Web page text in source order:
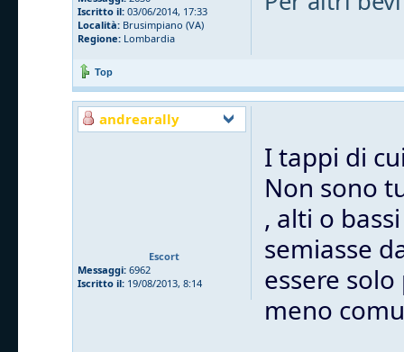
Iscritto il: 03/06/2014, 17:33
Località: Brusimpiano (VA)
Regione: Lombardia
Top
andrearally
Escort
Messaggi: 6962
Iscritto il: 19/08/2013, 8:14
I tappi di
Non sono
, alti o
semiasse
essere
meno